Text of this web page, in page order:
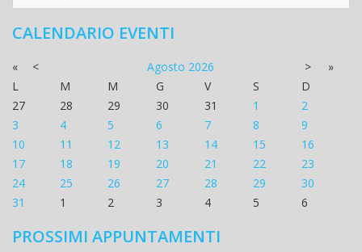
CALENDARIO EVENTI
« < Agosto 2026 >
»
L
M M G V S
D
27
28 29 30 31 1
2
3
4 5 6 7 8
9
10
11 12 13 14 15
16
17
18 19 20 21 22
23
24
25 26 27 28 29
30
31
1 2 3 4 5 6
PROSSIMI APPUNTAMENTI